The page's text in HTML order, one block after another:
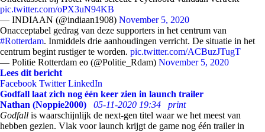
pic.twitter.com/oPX3uN94KB
— INDIAAN (@indiaan1908) November 5, 2020
Onacceptabel gedrag van deze supporters in het centrum van
#Rotterdam. Inmiddels drie aanhoudingen verricht. De situatie in het
centrum begint rustiger te worden. pic.twitter.com/ACBuzJTugT
— Politie Rotterdam eo (@Politie_Rdam) November 5, 2020
Lees dit bericht
Facebook Twitter LinkedIn
Godfall laat zich nog één keer zien in launch trailer
Nathan (Noppie2000)
05-11-2020 19:34
print
Godfall is waarschijnlijk de next-gen titel waar we het meest van
hebben gezien. Vlak voor launch krijgt de game nog één trailer in